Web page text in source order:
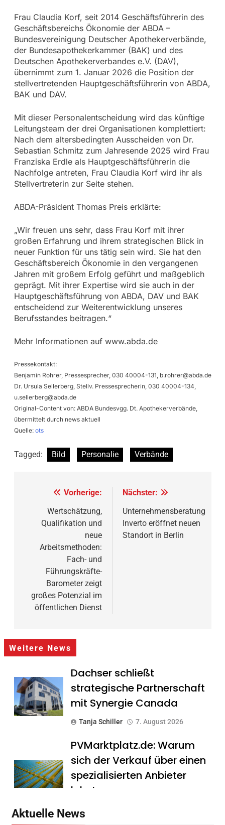
Frau Claudia Korf, seit 2014 Geschäftsführerin des
Geschäftsbereichs Ökonomie der ABDA –
Bundesvereinigung Deutscher Apothekerverbände,
der Bundesapothekerkammer (BAK) und des
Deutschen Apothekerverbandes e.V. (DAV),
übernimmt zum 1. Januar 2026 die Position der
stellvertretenden Hauptgeschäftsführerin von ABDA,
BAK und DAV.
Mit dieser Personalentscheidung wird das künftige
Leitungsteam der drei Organisationen komplettiert:
Nach dem altersbedingten Ausscheiden von Dr.
Sebastian Schmitz zum Jahresende 2025 wird Frau
Franziska Erdle als Hauptgeschäftsführerin die
Nachfolge antreten, Frau Claudia Korf wird ihr als
Stellvertreterin zur Seite stehen.
ABDA-Präsident Thomas Preis erklärte:
„Wir freuen uns sehr, dass Frau Korf mit ihrer
großen Erfahrung und ihrem strategischen Blick in
neuer Funktion für uns tätig sein wird. Sie hat den
Geschäftsbereich Ökonomie in den vergangenen
Jahren mit großem Erfolg geführt und maßgeblich
geprägt. Mit ihrer Expertise wird sie auch in der
Hauptgeschäftsführung von ABDA, DAV und BAK
entscheidend zur Weiterentwicklung unseres
Berufsstandes beitragen.“
Mehr Informationen auf www.abda.de
Pressekontakt:
Benjamin Rohrer, Pressesprecher, 030 40004-131, b.rohrer@abda.de
Dr. Ursula Sellerberg, Stellv. Pressesprecherin, 030 40004-134,
u.sellerberg@abda.de
Original-Content von: ABDA Bundesvgg. Dt. Apothekerverbände,
übermittelt durch news aktuell
Quelle: ots
Tagged: Bild Personalie Verbände
Beitragsnavigation
Vorherige:
Wertschätzung,
Qualifikation und
neue
Arbeitsmethoden:
Fach- und
Führungskräfte-
Barometer zeigt
großes Potenzial im
öffentlichen Dienst
Nächster:
Unternehmensberatung
Inverto eröffnet neuen
Standort in Berlin
Weitere News
Dachser schließt
strategische Partnerschaft
mit Synergie Canada
Tanja Schiller 7. August 2026
PVMarktplatz.de: Warum
sich der Verkauf über einen
spezialisierten Anbieter
lohnt
Aktuelle News